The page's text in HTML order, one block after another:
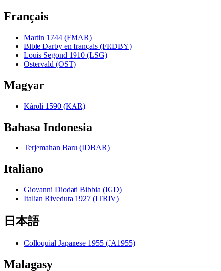
Français
Martin 1744 (FMAR)
Bible Darby en français (FRDBY)
Louis Segond 1910 (LSG)
Ostervald (OST)
Magyar
Károli 1590 (KAR)
Bahasa Indonesia
Terjemahan Baru (IDBAR)
Italiano
Giovanni Diodati Bibbia (IGD)
Italian Riveduta 1927 (ITRIV)
日本語
Colloquial Japanese 1955 (JA1955)
Malagasy